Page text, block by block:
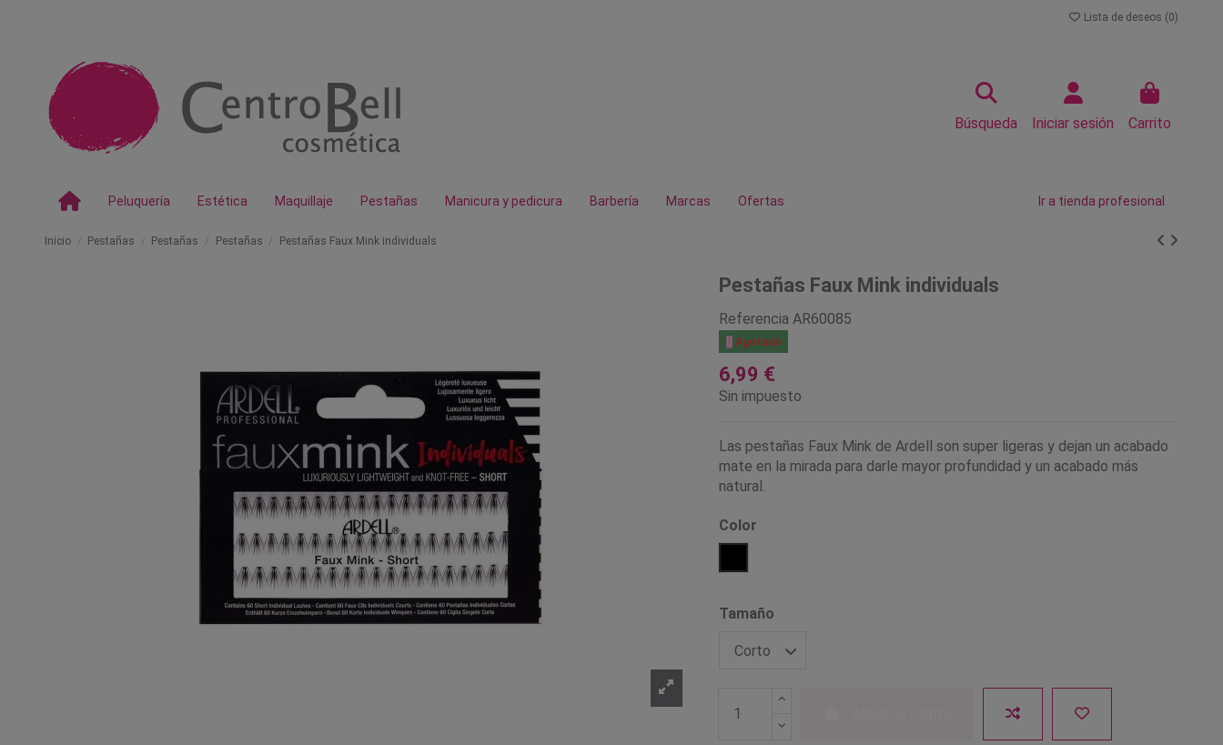
Lista de deseos (0)
Búsqueda Iniciar sesión Carrito
Peluquería Estética Maquillaje Pestañas Manicura y pedicura Barbería Marcas Ofertas Ir a tienda profesional
Inicio Pestañas Pestañas Pestañas Pestañas Faux Mink individuals
Pestañas Faux Mink individuals
Referencia AR60085
Agotado
6,99 €
Sin impuesto
Las pestañas Faux Mink de Ardell son super ligeras y dejan un acabado
mate en la mirada para darle mayor profundidad y un acabado más
natural.
Color
Tamaño